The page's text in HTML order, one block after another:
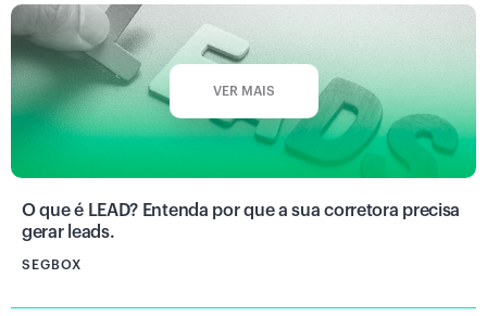
VER MAIS
O que é LEAD? Entenda por que a sua corretora precisa
gerar leads.
SEGBOX